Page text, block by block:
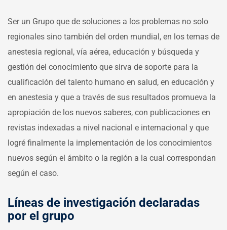
Ser un Grupo que de soluciones a los problemas no solo
regionales sino también del orden mundial, en los temas de
anestesia regional, vía aérea, educación y búsqueda y
gestión del conocimiento que sirva de soporte para la
cualificación del talento humano en salud, en educación y
en anestesia y que a través de sus resultados promueva la
apropiación de los nuevos saberes, con publicaciones en
revistas indexadas a nivel nacional e internacional y que
logré finalmente la implementación de los conocimientos
nuevos según el ámbito o la región a la cual correspondan
según el caso.
Líneas de investigación declaradas
por el grupo